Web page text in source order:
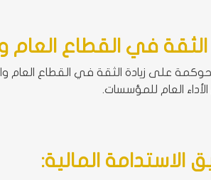
الثقة في القطاع العام
على زيادة الثقة في القطاع العام
العام للمؤسسات.
الاستدامة المالية: